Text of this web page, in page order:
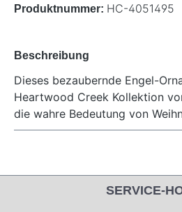
Produktnummer: HC-4051495
Beschreibung
Dieses bezaubernde Engel-
Heartwood Creek Kollektion
die wahre Bedeutung von
SERVICE-